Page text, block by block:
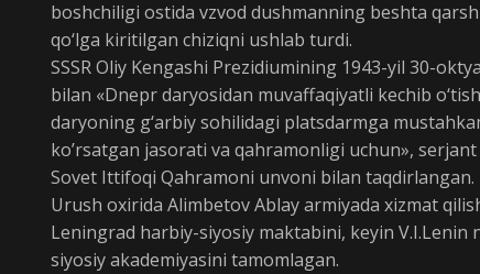
boshchiligi ostida vzvod dushmanning beshta
qo‘lga kiritilgan chiziqni ushlab turdi.
SSSR Oliy Kengashi Prezidiumining 1943-yil 30-
bilan «Dnepr daryosidan muvaffaqiyatli kechib
daryoning g‘arbiy sohilidagi platsdarmga
ko’rsatgan jasorati va qahramonligi uchun»,
Sovet Ittifoqi Qahramoni unvoni bilan taqdirlangan.
Urush oxirida Alimbetov Ablay armiyada xizmat
Leningrad harbiy-siyosiy maktabini, keyin V.I.Lenin
siyosiy akademiyasini tamomlagan.